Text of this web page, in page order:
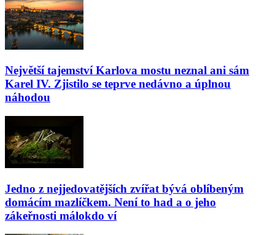
Největší tajemství Karlova mostu neznal ani sám
Karel IV. Zjistilo se teprve nedávno a úplnou
náhodou
Jedno z nejjedovatějších zvířat bývá oblíbeným
domácím mazlíčkem. Není to had a o jeho
zákeřnosti málokdo ví